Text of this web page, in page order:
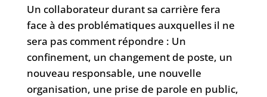
Un collaborateur durant sa carrière fera
face à des problématiques auxquelles il ne
sera pas comment répondre : Un
confinement, un changement de poste, un
nouveau responsable, une nouvelle
organisation, une prise de parole en public,